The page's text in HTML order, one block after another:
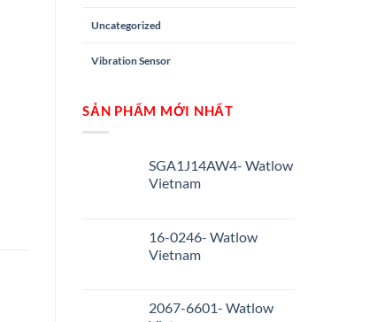
Uncategorized
Vibration Sensor
SẢN PHẨM MỚI NHẤT
SGA1J14AW4- Watlow
Vietnam
16-0246- Watlow
Vietnam
2067-6601- Watlow